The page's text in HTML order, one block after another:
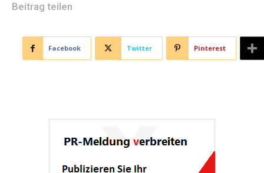
Beitrag teilen
Facebook Twitter Pinterest